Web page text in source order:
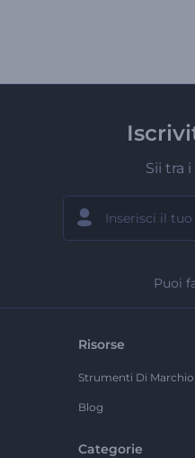
Sii tra
Puoi
Risorse
Strumenti Di Marchio
Blog
Categorie